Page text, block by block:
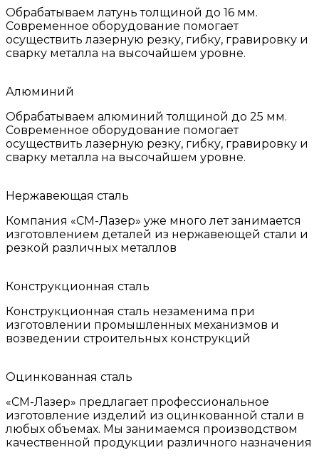
Обрабатываем латунь толщиной до 16 мм.
Современное оборудование помогает
осуществить лазерную резку, гибку, гравировку и
сварку металла на высочайшем уровне.
Алюминий
Обрабатываем алюминий толщиной до 25 мм.
Современное оборудование помогает
осуществить лазерную резку, гибку, гравировку и
сварку металла на высочайшем уровне.
Нержавеющая сталь
Компания «СМ-Лазер» уже много лет занимается
изготовлением деталей из нержавеющей стали и
резкой различных металлов
Конструкционная сталь
Конструкционная сталь незаменима при
изготовлении промышленных механизмов и
возведении строительных конструкций
Оцинкованная сталь
«СМ-Лазер» предлагает профессиональное
изготовление изделий из оцинкованной стали в
любых объемах. Мы занимаемся производством
качественной продукции различного назначения